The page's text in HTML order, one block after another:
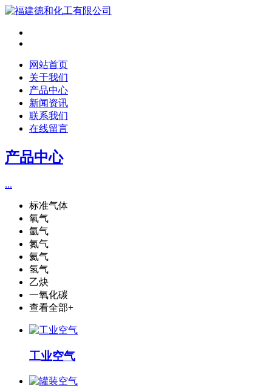
网站首页
关于我们
产品中心
新闻资讯
联系我们
在线留言
产品中心
...
标准气体
氧气
氩气
氮气
氦气
氢气
乙炔
一氧化碳
查看全部+
工业空气